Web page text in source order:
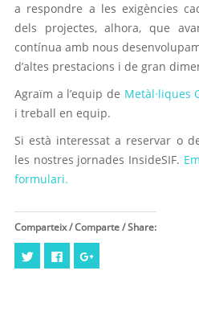
a respondre a les exigències
dels projectes, alhora, que
contínua amb nous
d’altes prestacions i de gran
Agraïm a l’equip de Metàl·liques
i treball en equip.
Si està interessat a reservar o
les nostres jornades InsideSIF.
formulari.
Comparteix / Comparte / Share:
per
Click
share per